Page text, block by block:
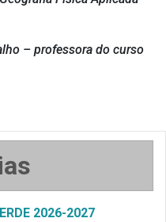
– professora do curso
2026-2027